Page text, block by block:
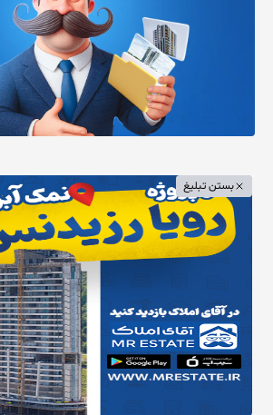
بستن تبلیغ